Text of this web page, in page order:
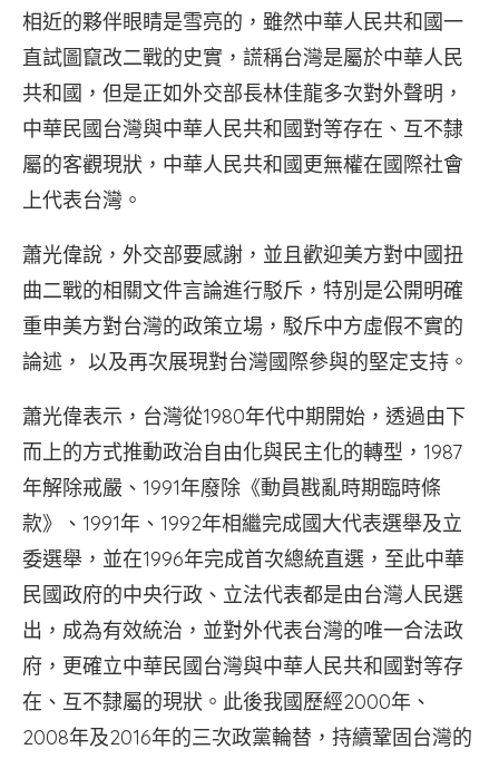
相近的夥伴眼睛是雪亮的，雖然中華人民共和國一
直試圖竄改二戰的史實，謊稱台灣是屬於中華人民
共和國，但是正如外交部長林佳龍多次對外聲明，
中華民國台灣與中華人民共和國對等存在、互不隸
屬的客觀現狀，中華人民共和國更無權在國際社會
上代表台灣。
蕭光偉說，外交部要感謝，並且歡迎美方對中國扭
曲二戰的相關文件言論進行駁斥，特別是公開明確
重申美方對台灣的政策立場，駁斥中方虛假不實的
論述， 以及再次展現對台灣國際參與的堅定支持。
蕭光偉表示，台灣從1980年代中期開始，透過由下
而上的方式推動政治自由化與民主化的轉型，1987
年解除戒嚴、1991年廢除《動員戡亂時期臨時條
款》、1991年、1992年相繼完成國大代表選舉及立
委選舉，並在1996年完成首次總統直選，至此中華
民國政府的中央行政、立法代表都是由台灣人民選
出，成為有效統治，並對外代表台灣的唯一合法政
府，更確立中華民國台灣與中華人民共和國對等存
在、互不隸屬的現狀。此後我國歷經2000年、
2008年及2016年的三次政黨輪替，持續鞏固台灣的